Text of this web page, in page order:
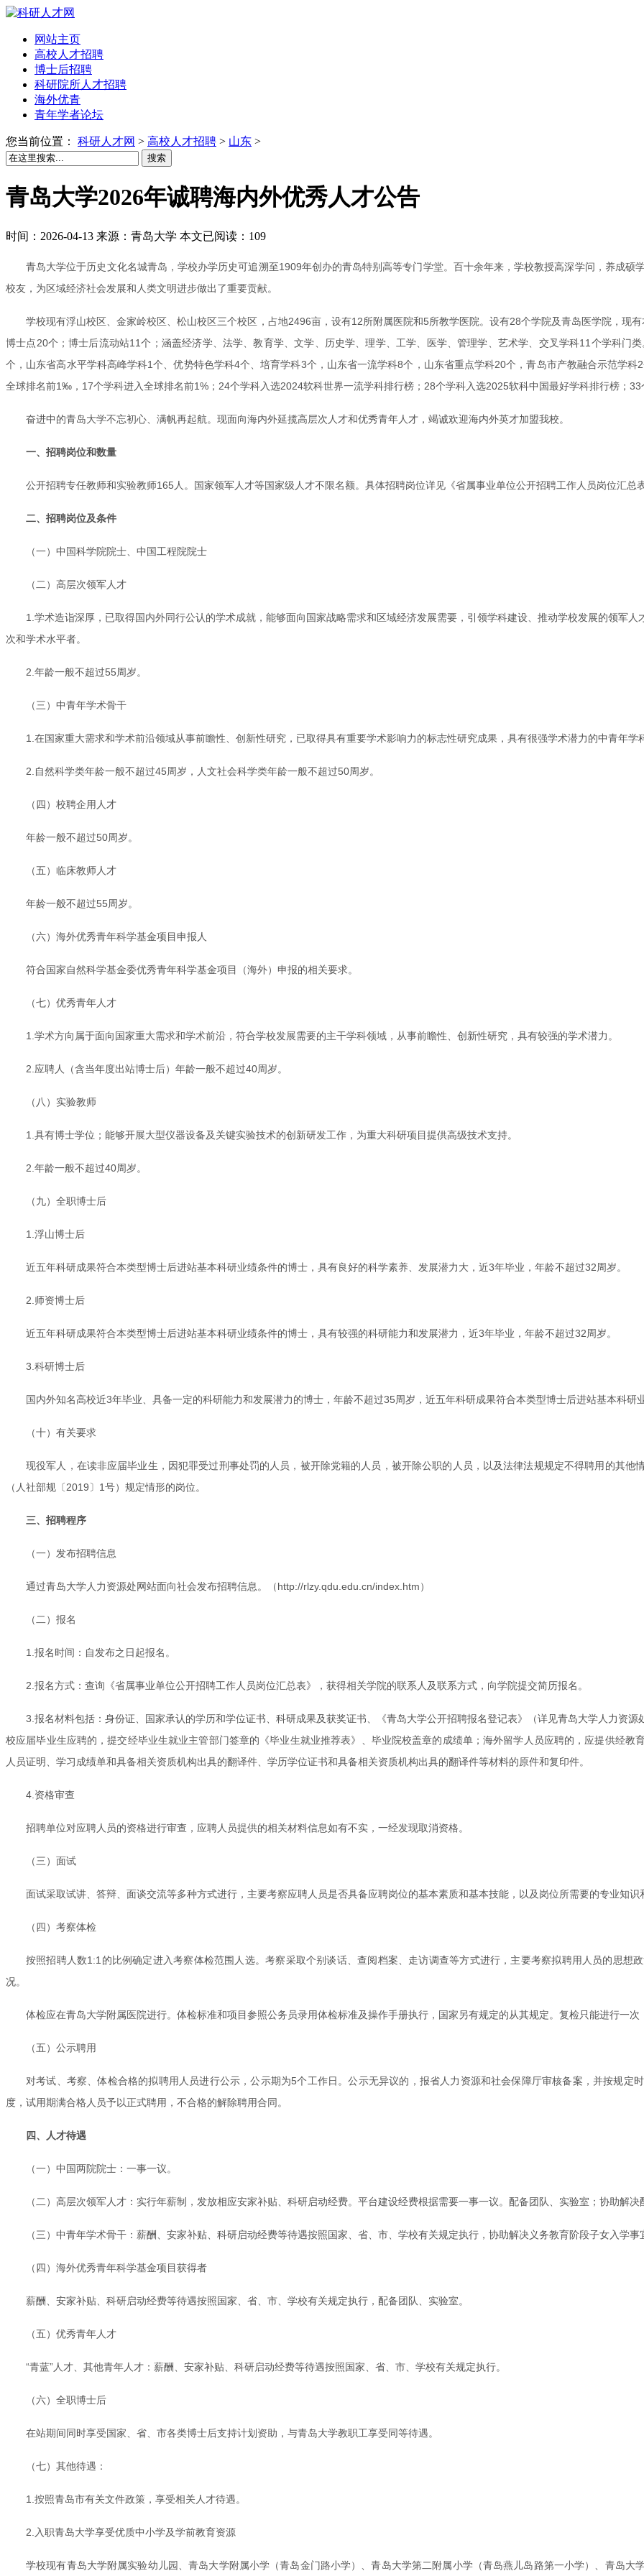
网站主页
高校人才招聘
博士后招聘
科研院所人才招聘
海外优青
青年学者论坛
您当前位置： 科研人才网 > 高校人才招聘 > 山东 >
搜索
青岛大学2026年诚聘海内外优秀人才公告
时间：2026-04-13 来源：青岛大学 本文已阅读：109
青岛大学位于历史文化名城青岛，学校办学历史可追溯至1909年创办的青岛特别高等专门学堂。百十余年来，学校教授高深学问，养成
校友，为区域经济社会发展和人类文明进步做出了重要贡献。
学校现有浮山校区、金家岭校区、松山校区三个校区，占地2496亩，设有12所附属医院和5所教学医院。设有28个学院及青岛医学院，现
博士点20个；博士后流动站11个；涵盖经济学、法学、教育学、文学、历史学、理学、工学、医学、管理学、艺术学、交叉学科11个学科门
个，山东省高水平学科高峰学科1个、优势特色学科4个、培育学科3个，山东省一流学科8个，山东省重点学科20个，青岛市产教融合示范学
全球排名前1‰，17个学科进入全球排名前1%；24个学科入选2024软科世界一流学科排行榜；28个学科入选2025软科中国最好学科排行榜；33
奋进中的青岛大学不忘初心、满帆再起航。现面向海内外延揽高层次人才和优秀青年人才，竭诚欢迎海内外英才加盟我校。
一、招聘岗位和数量
公开招聘专任教师和实验教师165人。国家领军人才等国家级人才不限名额。具体招聘岗位详见《省属事业单位公开招聘工作人员岗位汇总
二、招聘岗位及条件
（一）中国科学院院士、中国工程院院士
（二）高层次领军人才
1.学术造诣深厚，已取得国内外同行公认的学术成就，能够面向国家战略需求和区域经济发展需要，引领学科建设、推动学校发展的领军
次和学术水平者。
2.年龄一般不超过55周岁。
（三）中青年学术骨干
1.在国家重大需求和学术前沿领域从事前瞻性、创新性研究，已取得具有重要学术影响力的标志性研究成果，具有很强学术潜力的中青年学
2.自然科学类年龄一般不超过45周岁，人文社会科学类年龄一般不超过50周岁。
（四）校聘企用人才
年龄一般不超过50周岁。
（五）临床教师人才
年龄一般不超过55周岁。
（六）海外优秀青年科学基金项目申报人
符合国家自然科学基金委优秀青年科学基金项目（海外）申报的相关要求。
（七）优秀青年人才
1.学术方向属于面向国家重大需求和学术前沿，符合学校发展需要的主干学科领域，从事前瞻性、创新性研究，具有较强的学术潜力。
2.应聘人（含当年度出站博士后）年龄一般不超过40周岁。
（八）实验教师
1.具有博士学位；能够开展大型仪器设备及关键实验技术的创新研发工作，为重大科研项目提供高级技术支持。
2.年龄一般不超过40周岁。
（九）全职博士后
1.浮山博士后
近五年科研成果符合本类型博士后进站基本科研业绩条件的博士，具有良好的科学素养、发展潜力大，近3年毕业，年龄不超过32周岁。
2.师资博士后
近五年科研成果符合本类型博士后进站基本科研业绩条件的博士，具有较强的科研能力和发展潜力，近3年毕业，年龄不超过32周岁。
3.科研博士后
国内外知名高校近3年毕业、具备一定的科研能力和发展潜力的博士，年龄不超过35周岁，近五年科研成果符合本类型博士后进站基本科研
（十）有关要求
现役军人，在读非应届毕业生，因犯罪受过刑事处罚的人员，被开除党籍的人员，被开除公职的人员，以及法律法规规定不得聘用的其他
（人社部规〔2019〕1号）规定情形的岗位。
三、招聘程序
（一）发布招聘信息
通过青岛大学人力资源处网站面向社会发布招聘信息。（http://rlzy.qdu.edu.cn/index.htm）
（二）报名
1.报名时间：自发布之日起报名。
2.报名方式：查询《省属事业单位公开招聘工作人员岗位汇总表》，获得相关学院的联系人及联系方式，向学院提交简历报名。
3.报名材料包括：身份证、国家承认的学历和学位证书、科研成果及获奖证书、《青岛大学公开招聘报名登记表》（详见青岛大学人力资
校应届毕业生应聘的，提交经毕业生就业主管部门签章的《毕业生就业推荐表》、毕业院校盖章的成绩单；海外留学人员应聘的，应提供经
人员证明、学习成绩单和具备相关资质机构出具的翻译件、学历学位证书和具备相关资质机构出具的翻译件等材料的原件和复印件。
4.资格审查
招聘单位对应聘人员的资格进行审查，应聘人员提供的相关材料信息如有不实，一经发现取消资格。
（三）面试
面试采取试讲、答辩、面谈交流等多种方式进行，主要考察应聘人员是否具备应聘岗位的基本素质和基本技能，以及岗位所需要的专业知识
（四）考察体检
按照招聘人数1:1的比例确定进入考察体检范围人选。考察采取个别谈话、查阅档案、走访调查等方式进行，主要考察拟聘用人员的思想
况。
体检应在青岛大学附属医院进行。体检标准和项目参照公务员录用体检标准及操作手册执行，国家另有规定的从其规定。复检只能进行一次
（五）公示聘用
对考试、考察、体检合格的拟聘用人员进行公示，公示期为5个工作日。公示无异议的，报省人力资源和社会保障厅审核备案，并按规定
度，试用期满合格人员予以正式聘用，不合格的解除聘用合同。
四、人才待遇
（一）中国两院院士：一事一议。
（二）高层次领军人才：实行年薪制，发放相应安家补贴、科研启动经费。平台建设经费根据需要一事一议。配备团队、实验室；协助解决
（三）中青年学术骨干：薪酬、安家补贴、科研启动经费等待遇按照国家、省、市、学校有关规定执行，协助解决义务教育阶段子女入学事
（四）海外优秀青年科学基金项目获得者
薪酬、安家补贴、科研启动经费等待遇按照国家、省、市、学校有关规定执行，配备团队、实验室。
（五）优秀青年人才
“青蓝”人才、其他青年人才：薪酬、安家补贴、科研启动经费等待遇按照国家、省、市、学校有关规定执行。
（六）全职博士后
在站期间同时享受国家、省、市各类博士后支持计划资助，与青岛大学教职工享受同等待遇。
（七）其他待遇：
1.按照青岛市有关文件政策，享受相关人才待遇。
2.入职青岛大学享受优质中小学及学前教育资源
学校现有青岛大学附属实验幼儿园、青岛大学附属小学（青岛金门路小学）、青岛大学第二附属小学（青岛燕儿岛路第一小学）、青岛